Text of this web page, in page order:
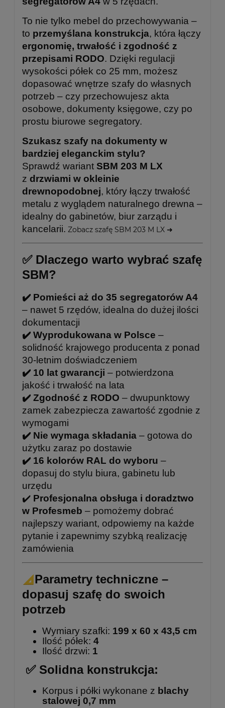
To nie tylko mebel do przechowywania –
to przemyślana konstrukcja, która łączy
ergonomię, trwałość i zgodność z
przepisami RODO. Dzięki regulacji
wysokości półek co 25 mm, możesz
dopasować wnętrze szafy do własnych
potrzeb – czy przechowujesz akta
osobowe, dokumenty księgowe, czy po
prostu biurowe segregatory.
Szukasz szafy na dokumenty w
bardziej eleganckim stylu?
Sprawdź wariant SBM 203 M LX
z drzwiami w okleinie
drewnopodobnej, który łączy trwałość
metalu z wyglądem naturalnego drewna –
idealny do gabinetów, biur zarządu i
kancelarii. Zobacz szafę SBM 203 M LX ➜
✅ Dlaczego warto wybrać szafę
SBM?
✔️ Pomieści aż do 35 segregatorów A4
– nawet 5 rzędów, idealna do dużej ilości
dokumentacji
✔️ Wyprodukowana w Polsce –
solidność krajowego producenta z ponad
30-letnim doświadczeniem
✔️ 10 lat gwarancji – potwierdzona
jakość i trwałość na lata
✔️ Zgodność z RODO – dwupunktowy
zamek zabezpiecza zawartość zgodnie z
wymogami
✔️ Nie wymaga składania – gotowa do
użytku zaraz po dostawie
✔️ 16 kolorów RAL do wyboru –
dopasuj do stylu biura, gabinetu lub
urzędu
✔️ Profesjonalna obsługa i doradztwo
w Profesmeb – pomożemy dobrać
najlepszy wariant, odpowiemy na każde
pytanie i zapewnimy szybką realizację
zamówienia
Parametry techniczne –
dopasuj szafę do swoich
potrzeb
Wymiary szafki: 199 x 60 x 43,5 cm
Ilość półek: 4
Ilość drzwi: 1
✅ Solidna konstrukcja:
Korpus i półki wykonane z blachy
stalowej 0,7 mm